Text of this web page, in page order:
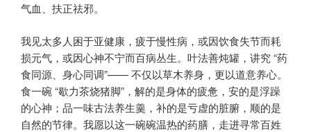
气血、扶正祛邪。
我见太多人困于亚健康，疲于慢性病，或因饮食失节而耗
损元气，或因心神不宁而百病丛生。叶法善炖罐，讲究 “药
食同源、身心同调”—— 不仅以草木养身，更以道意养心。
食一碗 “歇力茶烧猪脚”，解的是身体的疲惫，安的是浮躁
的心神；品一味古法养生羹，补的是亏虚的脏腑，顺的是
自然的节律。我愿以这一碗碗温热的药膳，走进寻常百姓